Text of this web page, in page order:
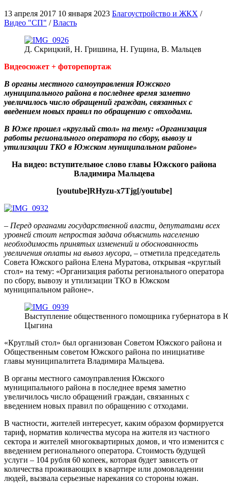
13 апреля 2017 10 января 2023 Благоустройство и ЖКХ /
Видео "СП" /Власть
Д. Скрицкий, Н. Гришина, Н. Гущина, В. Мальцев
Видеосюжет + фоторепортаж
В органы местного самоуправления Южского
муниципального района в последнее время заметно
увеличилось число обращений граждан, связанных с
введением новых правил по обращению с отходами.
В Юже прошел «круглый стол» на тему: «Организация
работы регионального оператора по сбору, вывозу и
утилизации ТКО в Южском муниципальном районе»
На видео: вступительное слово главы Южского района
Владимира Мальцева
[youtube]RHyzu-x7Tjg[/youtube]
– Перед органами государственной власти, депутатами всех
уровней стоит непростая задача объяснить населению
необходимость принятых изменений и обоснованность
увеличения оплаты на вывоз мусора, – отметила председатель
Совета Южского района Елена Муратова, открывая «круглый
стол» на тему: «Организация работы регионального оператора
по сбору, вывозу и утилизации ТКО в Южском
муниципальном районе».
Выступление общественного помощника губернатора в
Цыгина
«Круглый стол» был организован Советом Южского района и
Общественным советом Южского района по инициативе
главы муниципалитета Владимира Мальцева.
В органы местного самоуправления Южского
муниципального района в последнее время заметно
увеличилось число обращений граждан, связанных с
введением новых правил по обращению с отходами.
В частности, жителей интересует, каким образом формируется
тариф, норматив количества мусора на жителя из частного
сектора и жителей многоквартирных домов, и что изменится с
введением регионального оператора. Стоимость будущей
услуги – 104 рубля 60 копеек, которая будет зависеть от
количества проживающих в квартире или домовладении
людей, вызвала серьезные нарекания со стороны южан.